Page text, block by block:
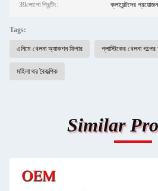
39লোগো প্রিন্টিং: ক্লায়েন্টদের
Tags:
এনিমে খেলনা অ্যাকশন ফিগার প্লাস্টিকের খেলনা
মহিলা থর বৈকল্পিক
Similar